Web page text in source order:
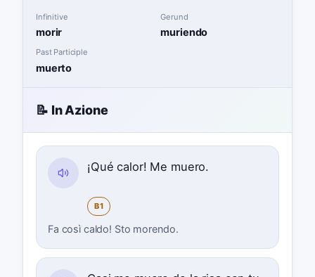
Infinitive
morir
Gerund
muriendo
Past Participle
muerto
📝 In Azione
¡Qué calor! Me muero.
B1
Fa così caldo! Sto morendo.